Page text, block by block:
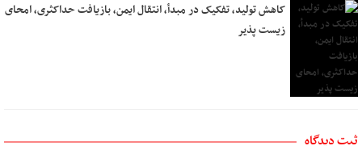
کاهش تولید، تفکیک در مبدأ، انتقال ایمن، بازیافت حداکثری، امحای
زیست پذیر
ثبت دیدگاه